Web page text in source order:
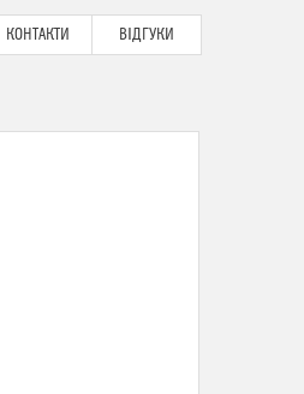
КОНТАКТИ ВІДГУКИ